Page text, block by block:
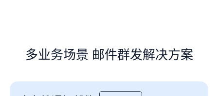
多业务场景 邮件群发解决方案